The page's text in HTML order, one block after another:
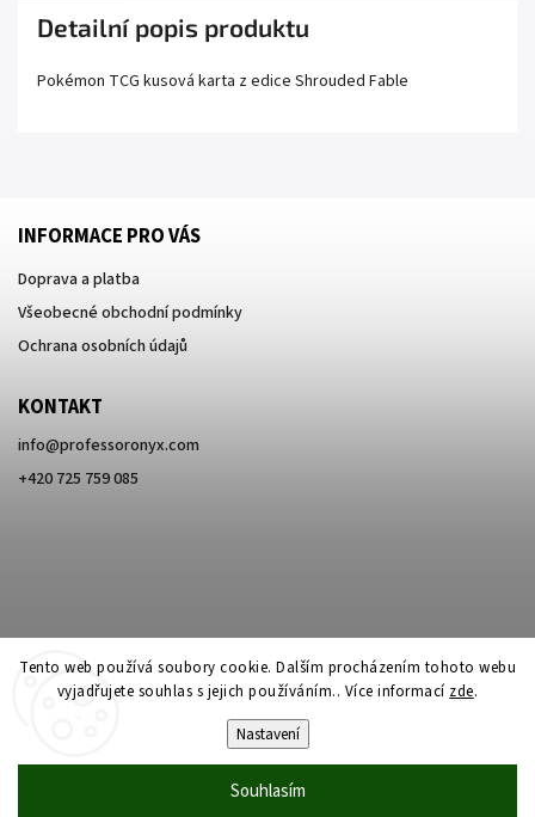
Tento web používá soubory cookie. Dalším procházením tohoto webu
vyjadřujete souhlas s jejich používáním.. Více informací zde.
Nastavení
Souhlasím
Detailní popis produktu
Pokémon TCG kusová karta z edice Shrouded Fable
INFORMACE PRO VÁS
Doprava a platba
Všeobecné obchodní podmínky
Ochrana osobních údajů
KONTAKT
info@professoronyx.com
+420 725 759 085
Professor Onyx. Všechna práva vyhrazena.